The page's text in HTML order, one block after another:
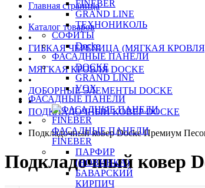
FINEBER
GRAND LINE
ТЕХНОНИКОЛЬ
СОФИТЫ
Docke
ФАСАДНЫЕ ПАНЕЛИ
DOCKE
GRAND LINE
VOX
ФАСАДНЫЕ ПАНЕЛИ
ФАСАДНЫЕ ПАНЕЛИ
FINEBER
ПАРФИР
(НОВИНКА)
БАВАРСКИЙ
КИРПИЧ
Главная страница
•
Каталог товаров
•
ГИБКАЯ ЧЕРЕПИЦА (МЯГКАЯ
•
МЯГКАЯ КРОВЛЯ DOCKE
•
ДОБОРНЫЕ ЭЛЕМЕНТЫ DOCKE
•
ПОДКЛАДОЧНЫЙ КОВЕР DOCKE
•
Подкладочный ковер Docke Премиум
Подкладочный ковер